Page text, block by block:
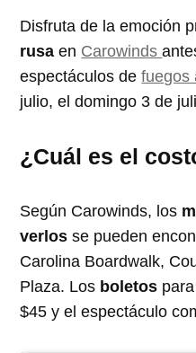
Disfruta de la emoción
rusa en Carowinds
espectáculos defuegos
julio, el domingo 3 de
¿Cuál es el
Según Carowinds, los
verlos se pueden
Carolina Boardwalk,
Plaza. Los boletos
$45 y el espectáculo